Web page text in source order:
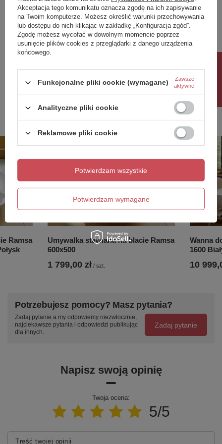
Waga netto: 146 kg
Pojemność całkowita: 323 l
Pojemność kąpielowa: 149 l
Zakres tolerancji wymiarów:
Długość: -5 / +5 mm
Szerokość: -5 / +5 mm
Wysokość: -5 / +5 mm
Wanna w standardzie zawiera:
• syfon z maskownicą z materiału w kolorze
czyszczony od góry
• pasy transportowe (2 sztuki)
• styropianowe bloki do montażu wanny (2 sztuki)
• instrukcja montażu
• zasady pielęgnacji
Patrz strona 30.
Za co klienci kochają RAMSĘ
Jest wiele powodów, dla których warto wybrać wannę i
umywalkę z kolekcji RAMSA. Ale cztery są
Jakość
GWARANCJA PRODUCENTA NA 5 LAT
Producent gwarantuje naprawę lub wymianę sprzętu do 60
miesięcy od daty zakupu. Skontaktuj się ze sklepem za
pośrednictwem formularza reklamacji abyzamówić kuriera który
Zobacz również
Poprzedni z tej kategorii
Ramsa
Umywalka stawiana na blacie Ramsa
600x500
1 799,00 zł / szt.
Wanna
1600
10
Następny z tej kategorii
Potrzebujesz pomocy? Masz pytania?
Zadaj pytanie a my odpowiemy niezwłocznie,
najciekawsze pytania i odpowiedzi publikując
dla innych.
Zadaj pytanie
Napisz swoją opinię
Twoja ocena:
5/5
Treść twojej opinii
Akceptacja tego komunikatu oznacza zgodę na ich zapisywanie
na Twoim komputerze. Możesz określić warunki przechowywania
lub dostępu do nich klikając w zakładkę „Konfiguracja zgód”.
Zgodę możesz wycofać w dowolnym momencie poprzez
usunięcie plików cookies z przeglądarki z danego urządzenia
końcowego.
Funkcjonalne pliki cookie (wymagane)
Zawsze
aktywne
Analityczne pliki cookie
Reklamowe pliki cookie
Potwierdzam wymagane
Potwierdzam wszystkie